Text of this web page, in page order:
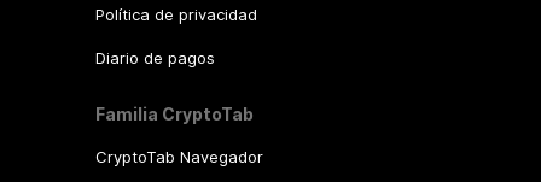
Política de privacidad
Diario de pagos
Familia CryptoTab
CryptoTab Navegador